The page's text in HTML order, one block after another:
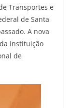
Transportes e
de Santa
A nova
instituição
de